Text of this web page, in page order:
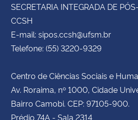
SECRETARIA INTEGRADA DE
CCSH
E-mail: sipos.ccsh@ufsm.br
Telefone: (55) 3220-9329
Centro de Ciências Sociais e
Av. Roraima, nº 1000, Cidade
Bairro Camobi. CEP: 97105-900.
Prédio 74A - Sala 2314